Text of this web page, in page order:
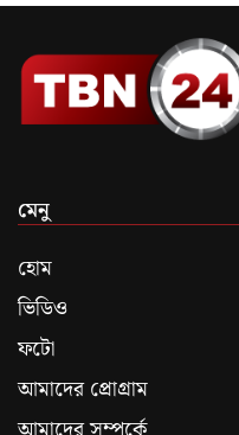
মেনু
হোম
ভিডিও
ফটো
আমাদের প্রোগ্রাম